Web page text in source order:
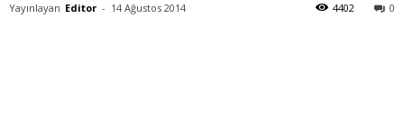
Yayınlayan Editor - 14 Ağustos 2014 0
4402